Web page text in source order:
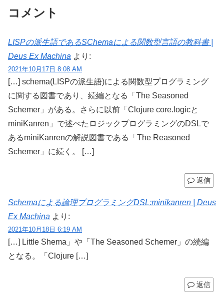
コメント
LISPの派生語であるSChemaによる関数型言語の教科書 |
Deus Ex Machina より:
2021年10月17日 8:08 AM
[…] schema(LISPの派生語)による関数型プログラミング
に関する図書であり、続編となる「The Seasoned
Schemer」がある。さらに以前「Clojure core.logicと
miniKanren」で述べたロジックプログラミングのDSLで
あるminiKanrenの解説図書である「The Reasoned
Schemer」に続く。 […]
返信
Schemaによる論理プログラミングDSL:minikanren | Deus
Ex Machina より:
2021年10月18日 6:19 AM
[…] Little Shema」や「The Seasoned Schemer」の続編
となる。「Clojure […]
返信